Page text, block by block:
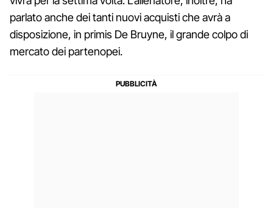
parlato anche dei tanti nuovi acquisti che avrà a
disposizione, in primis De Bruyne, il grande colpo di
mercato dei partenopei.